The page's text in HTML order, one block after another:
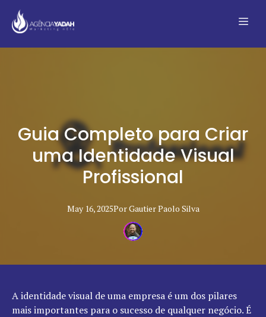
Guia Completo para Criar
uma Identidade Visual
Profissional
May 16, 2025PorGautier Paolo Silva
A identidade visual de uma empresa é um dos pilares
mais importantes para o sucesso de qualquer negócio. É